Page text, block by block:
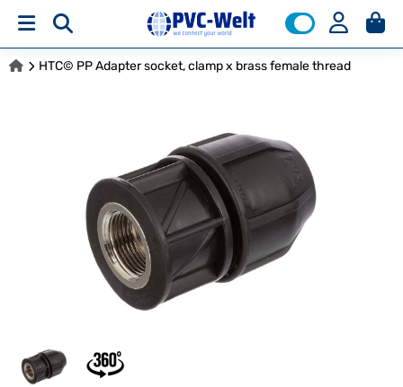
HTC© PP Adapter socket, clamp x brass female thread